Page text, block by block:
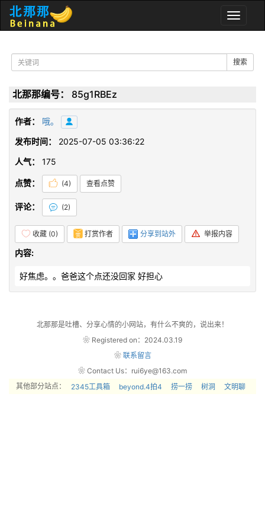
Toggle
搜索
北那那编号： 85g1RBEz
作者： 哦。
发布时间：
2025-07-05 03:36:22
人气：
175
点赞： (4) 查看点赞
评论： (2)
收藏 (0) 打赏作者 分享到站外 举报内容
内容:
好焦虑。。爸爸这个点还没回家 好担心
北那那是吐槽、分享心情的小网站，有什么不爽的，说出来！
❀ Registered on：2024.03.19
❀ 联系留言
❀ Contact Us：rui6ye@163.com
其他部分站点：
2345工具箱 beyond.4拍4 捞一捞 树洞 文明聊